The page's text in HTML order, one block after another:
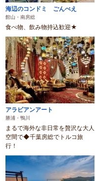
海辺のコンドミ ごんべえ
館山・南房総
食べ物、飲み物持込歓迎★
アラビアンアート
勝浦・鴨川
まるで海外な非日常を贅沢な大人
空間で◆千葉房総でトルコ旅
行！